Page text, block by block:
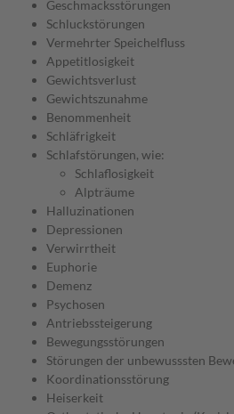
Geschmacksstörungen
Schluckstörungen
Vermehrter Speichelfluss
Appetitlosigkeit
Gewichtsverlust
Gewichtszunahme
Benommenheit
Schläfrigkeit
Schlafstörungen, wie:
Schlaflosigkeit
Alpträume
Halluzinationen
Depressionen
Verwirrtheit
Euphorie
Demenz
Psychosen
Antriebssteigerung
Bewegungsstörungen
Störungen der unbewusssten
Koordinationsstörung
Heiserkeit